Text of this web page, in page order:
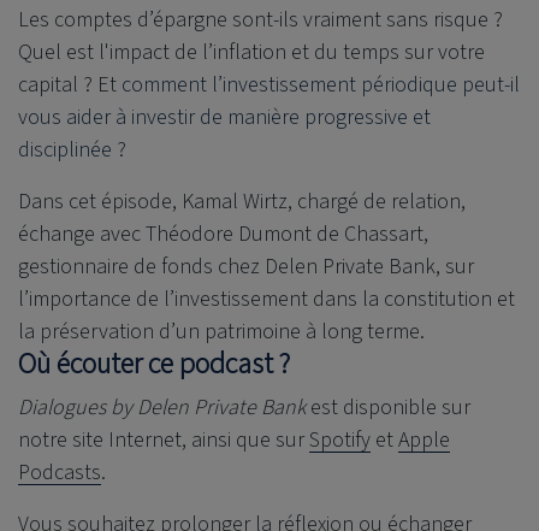
Les comptes d’épargne sont-ils vraiment sans risque ?
Quel est l'impact de l’inflation et du temps sur votre
capital ? Et comment l’investissement périodique peut-il
vous aider à investir de manière progressive et
disciplinée ?
Dans cet épisode, Kamal Wirtz, chargé de relation,
échange avec Théodore Dumont de Chassart,
gestionnaire de fonds chez Delen Private Bank, sur
l’importance de l’investissement dans la constitution et
la préservation d’un patrimoine à long terme.
Où écouter ce podcast ?
Dialogues byDelen Private Bank est disponible sur
notre site Internet, ainsi que surSpotify etApple
Podcasts.
Vous souhaitez prolonger la réflexion ou échanger